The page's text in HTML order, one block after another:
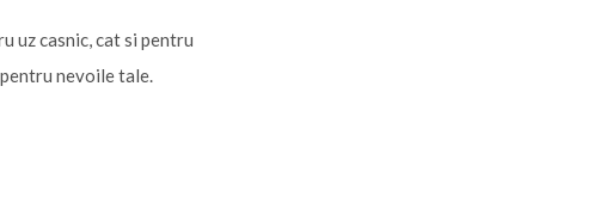
uz casnic, cat si pentru
nevoile tale.